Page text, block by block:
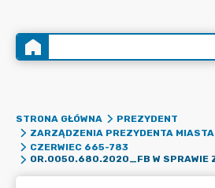
STRONA GŁÓWNA
PREZYDENT
ZARZĄDZENIA PREZYDENTA MIASTA
CZERWIEC 665-783